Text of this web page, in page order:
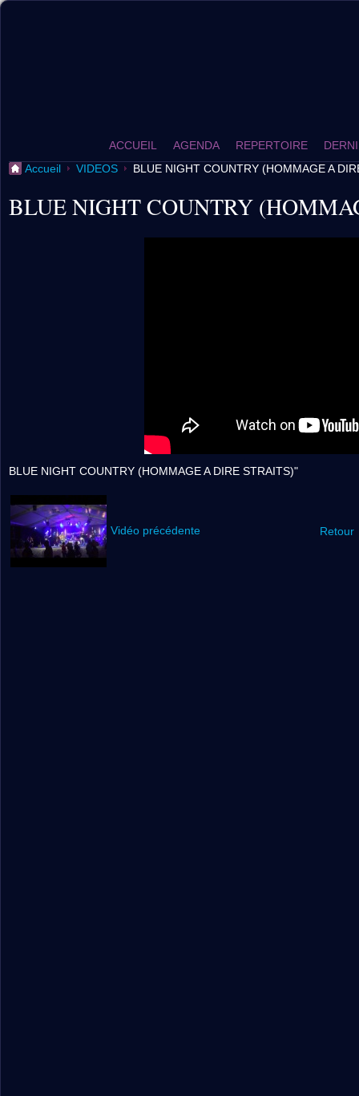
ACCUEIL AGENDA REPERTOIRE
Accueil
VIDEOS BLUE NIGHT COUNTRY (HOMMAGE A
BLUE NIGHT COUNTRY
BLUE NIGHT COUNTRY (HOMMAGE A DIRE STRAITS)"
Vidéo précédente Retour